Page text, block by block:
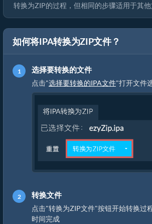
转换为ZIP的过程，但相同的步骤适用于其他
如何将IPA转换为ZIP文件？
选择要转换的文件
点击"选择要转换的IPA文件"打开文件
转换文件
点击"转换为ZIP文件"按钮开始转换过
时间完成